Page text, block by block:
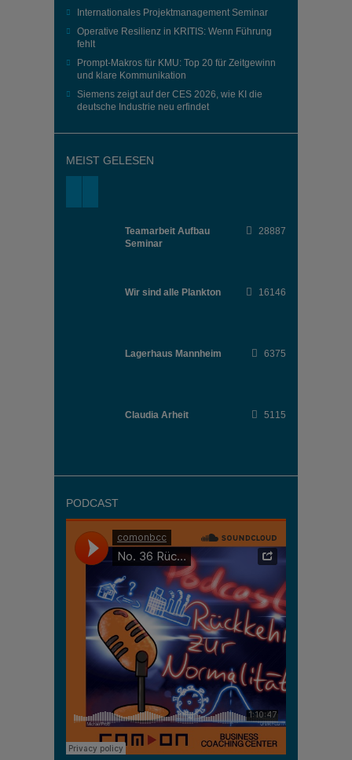
Internationales Projektmanagement Seminar
Operative Resilienz in KRITIS: Wenn Führung
fehlt
Prompt-Makros für KMU: Top 20 für Zeitgewinn
und klare Kommunikation
Siemens zeigt auf der CES 2026, wie KI die
deutsche Industrie neu erfindet
MEIST GELESEN
Teamarbeit Aufbau
Seminar
28887
Wir sind alle Plankton 16146
Lagerhaus Mannheim 6375
Claudia Arheit 5115
PODCAST